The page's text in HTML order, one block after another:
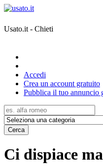
Usato.it - Chieti
Accedi
Crea un account gratuito
Pubblica il tuo annuncio
Cerca
Ci dispiace